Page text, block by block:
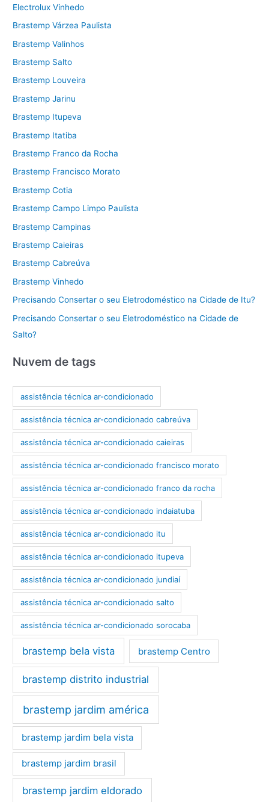
Electrolux Vinhedo
Brastemp Várzea Paulista
Brastemp Valinhos
Brastemp Salto
Brastemp Louveira
Brastemp Jarinu
Brastemp Itupeva
Brastemp Itatiba
Brastemp Franco da Rocha
Brastemp Francisco Morato
Brastemp Cotia
Brastemp Campo Limpo Paulista
Brastemp Campinas
Brastemp Caieiras
Brastemp Cabreúva
Brastemp Vinhedo
Precisando Consertar o seu Eletrodoméstico na Cidade de Itu?
Precisando Consertar o seu Eletrodoméstico na Cidade de
Salto?
Nuvem de tags
assistência técnica ar-condicionado
assistência técnica ar-condicionado cabreúva
assistência técnica ar-condicionado caieiras
assistência técnica ar-condicionado francisco morato
assistência técnica ar-condicionado franco da rocha
assistência técnica ar-condicionado indaiatuba
assistência técnica ar-condicionado itu
assistência técnica ar-condicionado itupeva
assistência técnica ar-condicionado jundiaí
assistência técnica ar-condicionado salto
assistência técnica ar-condicionado sorocaba
brastemp bela vista brastemp Centro
brastemp distrito industrial
brastemp jardim américa
brastemp jardim bela vista
brastemp jardim brasil
brastemp jardim eldorado